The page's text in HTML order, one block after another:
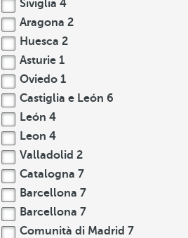
Siviglia 4
Aragona 2
Huesca 2
Asturie 1
Oviedo 1
Castiglia e León 6
León 4
Leon 4
Valladolid 2
Catalogna 7
Barcellona 7
Barcellona 7
Comunità di Madrid 7